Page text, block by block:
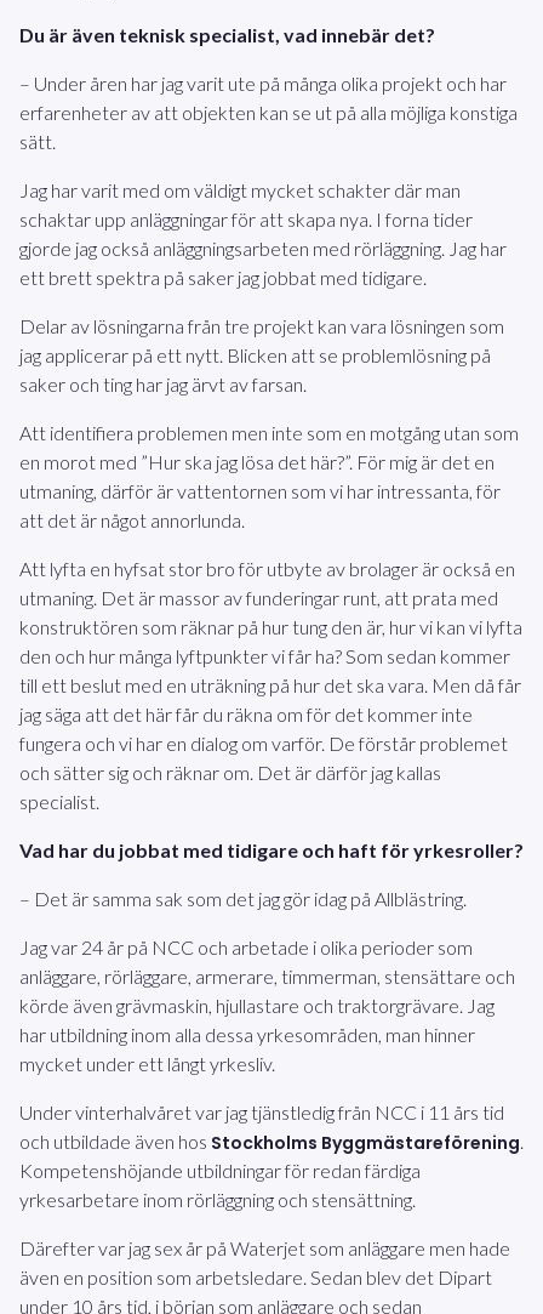
Du är även teknisk specialist, vad innebär det?
– Under åren har jag varit ute på många olika projekt och har
erfarenheter av att objekten kan se ut på alla möjliga konstiga
sätt.
Jag har varit med om väldigt mycket schakter där man
schaktar upp anläggningar för att skapa nya. I forna tider
gjorde jag också anläggningsarbeten med rörläggning. Jag har
ett brett spektra på saker jag jobbat med tidigare.
Delar av lösningarna från tre projekt kan vara lösningen som
jag applicerar på ett nytt. Blicken att se problemlösning på
saker och ting har jag ärvt av farsan.
Att identifiera problemen men inte som en motgång utan som
en morot med ”Hur ska jag lösa det här?”. För mig är det en
utmaning, därför är vattentornen som vi har intressanta, för
att det är något annorlunda.
Att lyfta en hyfsat stor bro för utbyte av brolager är också en
utmaning. Det är massor av funderingar runt, att prata med
konstruktören som räknar på hur tung den är, hur vi kan vi lyfta
den och hur många lyftpunkter vi får ha?Som sedan kommer
till ett beslut med en uträkning på hur det ska vara. Men då får
jag säga att det här får du räkna om för det kommer inte
fungera och vi har en dialog om varför. De förstår problemet
och sätter sig och räknar om. Det är därför jag kallas
specialist.
Vad har du jobbat med tidigare och haft för yrkesroller?
– Det är samma sak som det jag gör idag på Allblästring.
Jag var 24 år på NCC och arbetade i olika perioder som
anläggare, rörläggare, armerare, timmerman, stensättare och
körde även grävmaskin, hjullastare och traktorgrävare. Jag
har utbildning inom alla dessa yrkesområden, man hinner
mycket under ett långt yrkesliv.
Under vinterhalvåret var jag tjänstledig från NCC i 11 års tid
och utbildade även hos Stockholms Byggmästareförening.
Kompetenshöjande utbildningar för redan färdiga
yrkesarbetare inom rörläggning och stensättning.
Därefter var jag sex år på Waterjet som anläggare men hade
även en position som arbetsledare. Sedan blev det Dipart
under 10 års tid, i början som anläggare och sedan